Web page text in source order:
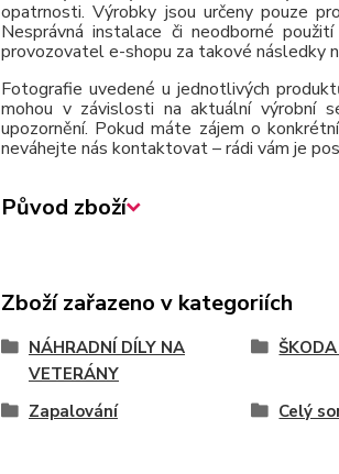
opatrnosti. Výrobky jsou určeny pouze
Nesprávná instalace či neodborné
provozovatel e-shopu za takové následky
Fotografie uvedené u jednotlivých
mohou v závislosti na aktuální výrobní
upozornění. Pokud máte zájem o
neváhejte nás kontaktovat – rádi vám je
Původ zboží
Zboží zařazeno v kategoriích
NÁHRADNÍ DÍLY NA
VETERÁNY
Zapalování Celý